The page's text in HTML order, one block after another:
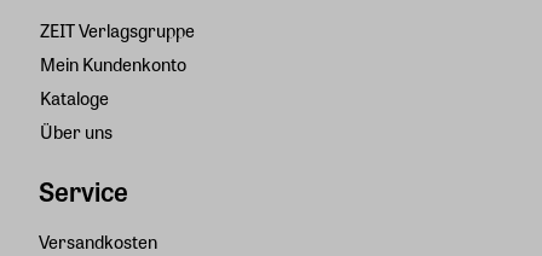
ZEIT Verlagsgruppe
Mein Kundenkonto
Kataloge
Über uns
Service
Versandkosten